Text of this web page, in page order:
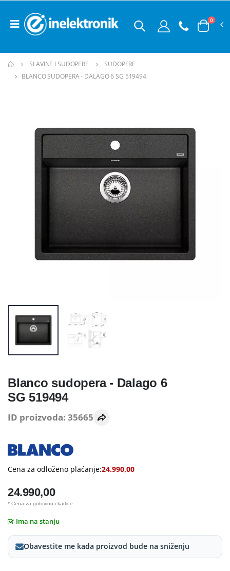
0
SLAVINE I SUDOPERE
SUDOPERE
BLANCO SUDOPERA - DALAGO 6 SG 519494
Blanco sudopera - Dalago 6
SG 519494
ID proizvoda: 35665
Cena za odloženo plaćanje:24.990,00
24.990,00
* Cena za gotovinu i kartice
Ima na stanju
Obavestite me kada proizvod bude na sniženju